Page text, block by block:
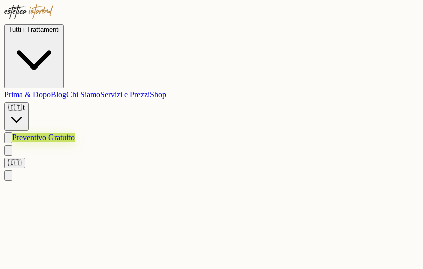
Tutti i Trattamenti
Prima & DopoBlogChi SiamoServizi e PrezziShop
🇮🇹it
Preventivo Gratuito
🇮🇹